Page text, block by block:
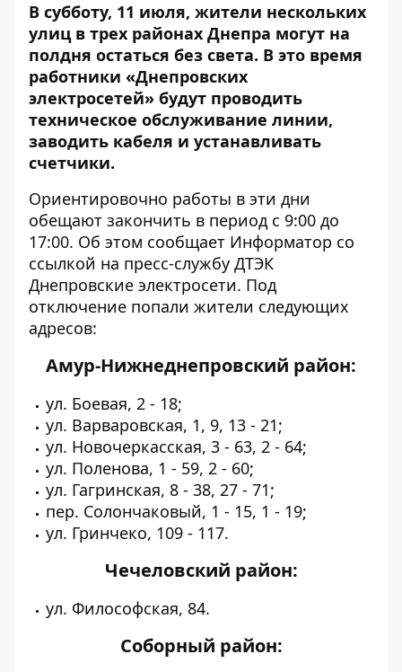
В субботу, 11 июля, жители нескольких
улиц в трех районах Днепра могут на
полдня остаться без света. В это время
работники «Днепровских
электросетей» будут проводить
техническое обслуживание линии,
заводить кабеля и устанавливать
счетчики.
Ориентировочно работы в эти дни
обещают закончить в период с 9:00 до
17:00. Об этом сообщает Информатор со
ссылкой на пресс-службу ДТЭК
Днепровские электросети. Под
отключение попали жители следующих
адресов:
Амур-Нижнеднепровский район:
ул. Боевая, 2 - 18;
ул. Варваровская, 1, 9, 13 - 21;
ул. Новочеркасская, 3 - 63, 2 - 64;
ул. Поленова, 1 - 59, 2 - 60;
ул. Гагринская, 8 - 38, 27 - 71;
пер. Солончаковый, 1 - 15, 1 - 19;
ул. Гринчеко, 109 - 117.
Чечеловский район:
ул. Философская, 84.
Соборный район: